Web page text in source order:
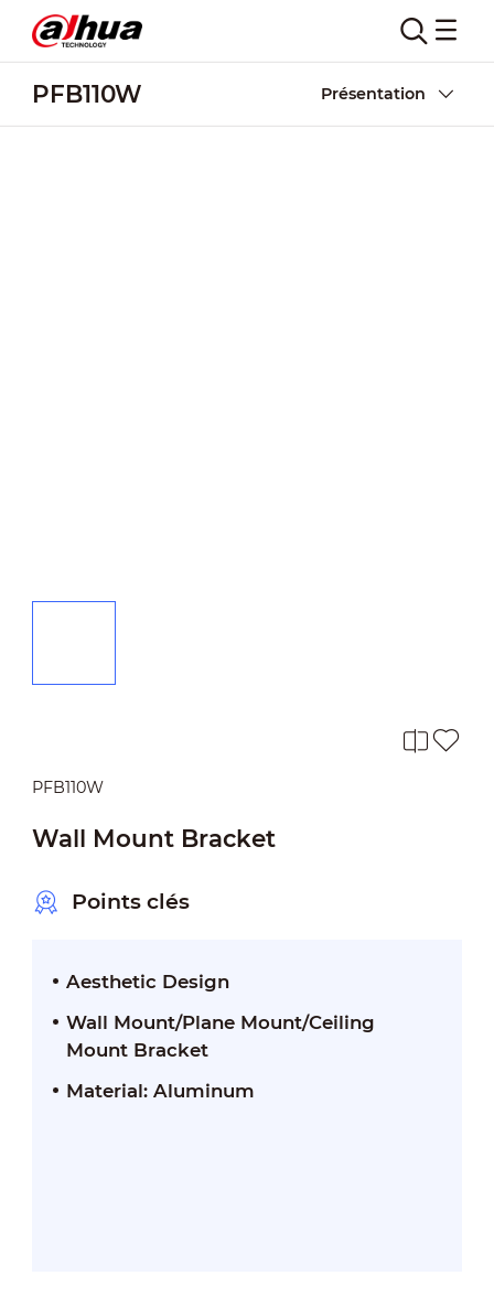
PFB110W Présentation
PFB110W
Wall Mount Bracket
Points clés
Aesthetic Design
Wall Mount/Plane Mount/Ceiling
Mount Bracket
Material: Aluminum